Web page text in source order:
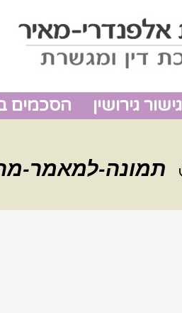
גישור גירושין הסכמים
תמונה-למאמר-